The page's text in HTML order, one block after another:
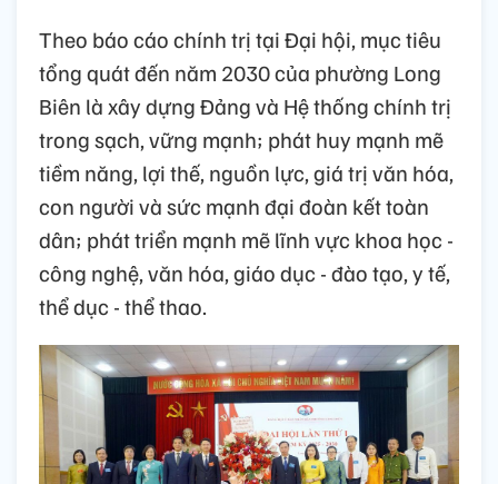
Theo báo cáo chính trị tại Đại hội, mục tiêu
tổng quát đến năm 2030 của phường Long
Biên là xây dựng Đảng và Hệ thống chính trị
trong sạch, vững mạnh; phát huy mạnh mẽ
tiềm năng, lợi thế, nguồn lực, giá trị văn hóa,
con người và sức mạnh đại đoàn kết toàn
dân; phát triển mạnh mẽ lĩnh vực khoa học -
công nghệ, văn hóa, giáo dục - đào tạo, y tế,
thể dục - thể thao.